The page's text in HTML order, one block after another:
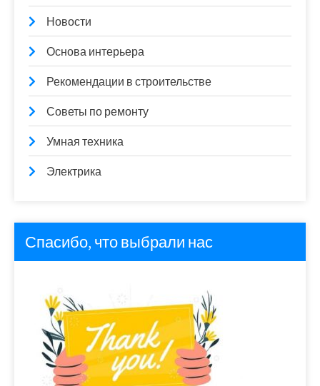
Новости
Основа интерьера
Рекомендации в строительстве
Советы по ремонту
Умная техника
Электрика
Спасибо, что выбрали нас